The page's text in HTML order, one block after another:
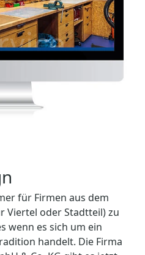
für Firmen aus dem
Viertel oder Stadtteil) zu
wenn es sich um ein
handelt. Die Firma